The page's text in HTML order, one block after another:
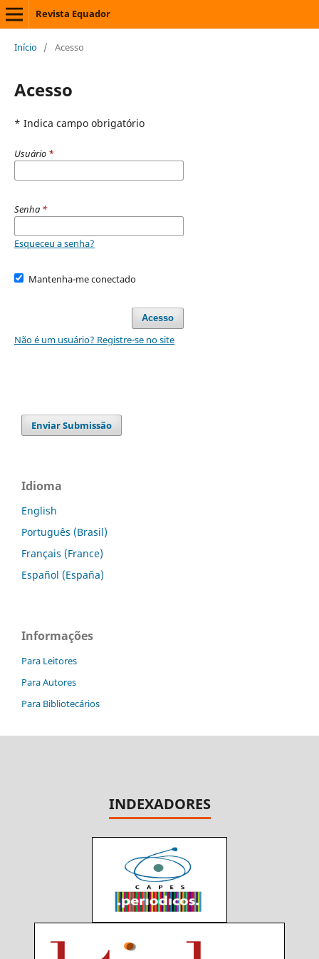
Revista Equador
Início / Acesso
Acesso
* Indica campo obrigatório
Usuário *
Senha *
Esqueceu a senha?
Mantenha-me conectado
Acesso
Não é um usuário? Registre-se no site
Enviar Submissão
Idioma
English
Português (Brasil)
Français (France)
Español (España)
Informações
Para Leitores
Para Autores
Para Bibliotecários
INDEXADORES